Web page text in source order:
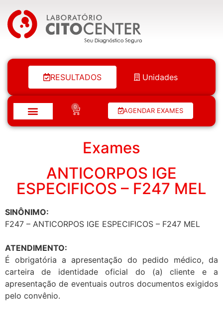
Laboratório Citocenter
RESULTADOS Unidades
0 AGENDAR EXAMES
Exames
ANTICORPOS IGE
ESPECIFICOS – F247 MEL
SINÔNIMO:
F247 – ANTICORPOS IGE ESPECIFICOS – F247 MEL
ATENDIMENTO:
É obrigatória a apresentação do pedido médico, da
carteira de identidade oficial do (a) cliente e a
apresentação de eventuais outros documentos exigidos
pelo convênio.